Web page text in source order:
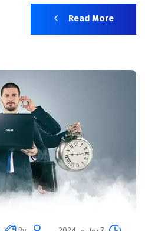
Read More